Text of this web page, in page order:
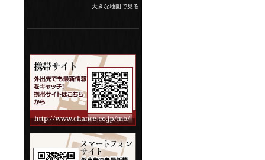
大きな地図で見る